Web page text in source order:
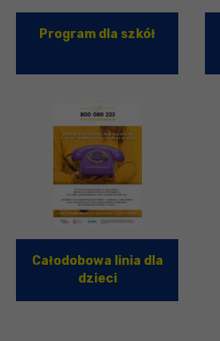
Program dla szkół
Całodobowa linia dla
dzieci